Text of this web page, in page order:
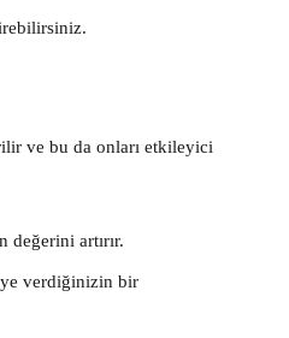
ve bu da onları etkileyici
artırır.
verdiğinizin bir